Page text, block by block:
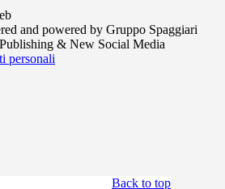
and powered by Gruppo Spaggiari
& New Social Media
personali
Back to top